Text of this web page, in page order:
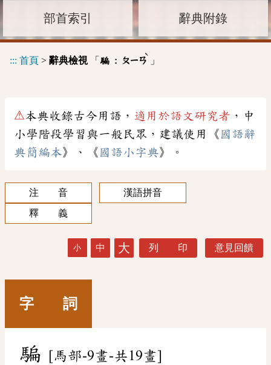
部首索引 辭典附錄
::: 首頁 > 辭典檢視「 騙 : ㄆㄧㄢ
ˋ
」
⚠本典收錄古今用語， 適用於語文研究者 ，中
小學階段學習與一般民眾，建議使用《 國語辭
典簡編本》、《 國語小字典》。
注 音
漢語拼音
釋 義
小 中 大 列 印 意見回饋
字 詞
騙 [馬部-9畫-共19畫]